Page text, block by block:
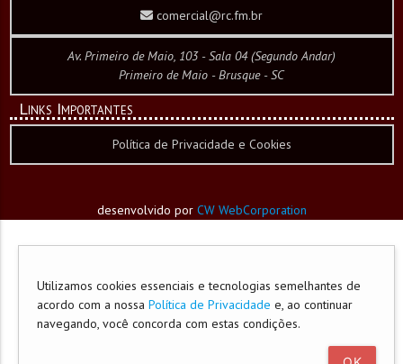
comercial@rc.fm.br
Av. Primeiro de Maio, 103 - Sala 04 (Segundo Andar)
Primeiro de Maio - Brusque - SC
Links Importantes
Política de Privacidade e Cookies
desenvolvido por CW WebCorporation
Utilizamos cookies essenciais e tecnologias semelhantes de
acordo com a nossa Política de Privacidade e, ao continuar
navegando, você concorda com estas condições.